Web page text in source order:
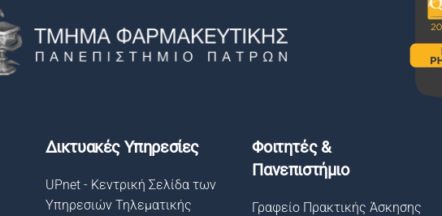
Δικτυακές Υπηρεσίες
UPnet - Κεντρική Σελίδα των
Υπηρεσιών Τηλεματικής
Φοιτητές &
Πανεπιστήμιο
Γραφείο Πρακτικής Άσκησης